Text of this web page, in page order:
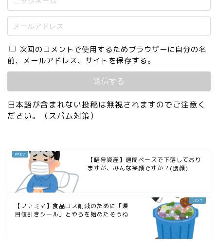
次回のコメントで使用するためブラウザーに自分の名
前、メールアドレス、サイトを保存する。
日本語が含まれない投稿は無視されますのでご注意く
ださい。（スパム対策）
【暗号資産】週間ベースで下落しており
ますが、みんな笑顔ですか？(痩顔)
【ファミマ】食品ロス削減のために「涙
目値引きシール」とやらを始めたそうね